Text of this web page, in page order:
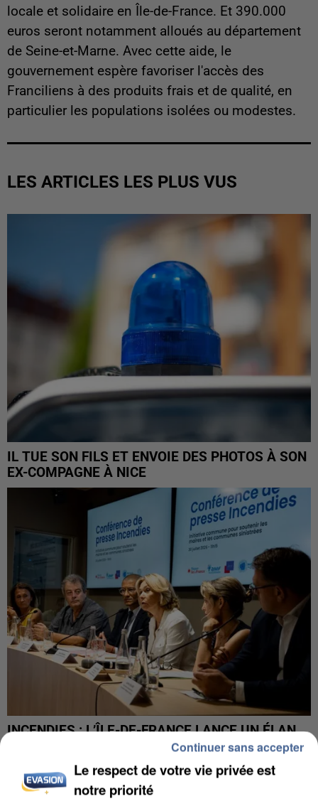
locale et solidaire en Île-de-France. Et 390.000
euros seront notamment alloués au département
de Seine-et-Marne. Avec cette aide, le
gouvernement espère favoriser l'accès des
Franciliens à des produits frais et de qualité, en
particulier les populations isolées ou modestes.
LES ARTICLES LES PLUS VUS
IL TUE SON FILS ET ENVOIE DES PHOTOS À SON
EX-COMPAGNE À NICE
INCENDIES : L’ÎLE-DE-FRANCE LANCE UN ÉLAN
DE SOLIDARITÉ AVEC LES...
Le respect de votre vie privée est
notre priorité
Continuer sans accepter